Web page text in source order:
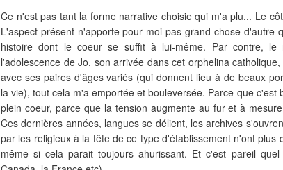
Ce n'est pas tant la forme narrative choisie qui m'a plu... Le
L'aspect présent n'apporte pour moi pas grand-chose d'autre
histoire dont le coeur se suffit à lui-même. Par contre,
l'adolescence de Jo, son arrivée dans cet orphelina
avec ses paires d'âges variés (qui donnent lieu à de beaux
la vie), tout cela m'a emportée et bouleversée. Parce que c'est
plein coeur, parce que la tension augmente au fur et à
Ces dernières années, langues se délient, les archives
par les religieux à la tête de ce type d'établissement n'ont plus
même si cela parait toujours ahurissant. Et c'est pareil